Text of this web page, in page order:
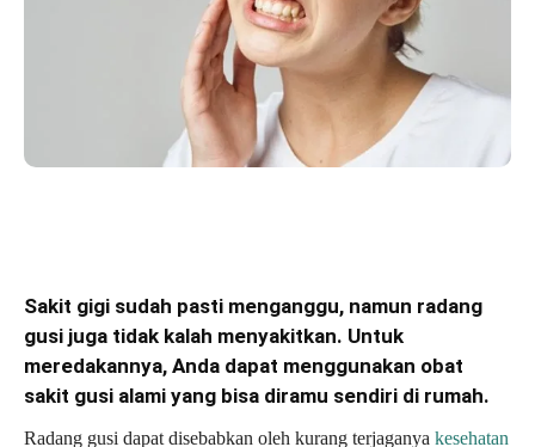
Sakit gigi sudah pasti menganggu, namun radang
gusi juga tidak kalah menyakitkan. Untuk
meredakannya, Anda dapat menggunakan obat
sakit gusi alami yang bisa diramu sendiri di rumah.
Radang gusi dapat disebabkan oleh kurang terjaganya kesehatan